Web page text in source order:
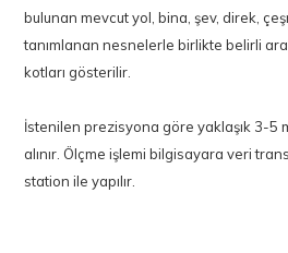
bulunan mevcut yol, bina, şev, direk,
tanımlanan nesnelerle birlikte belirli
kotları gösterilir.
İstenilen prezisyona göre yaklaşık 3-5
alınır. Ölçme işlemi bilgisayara veri